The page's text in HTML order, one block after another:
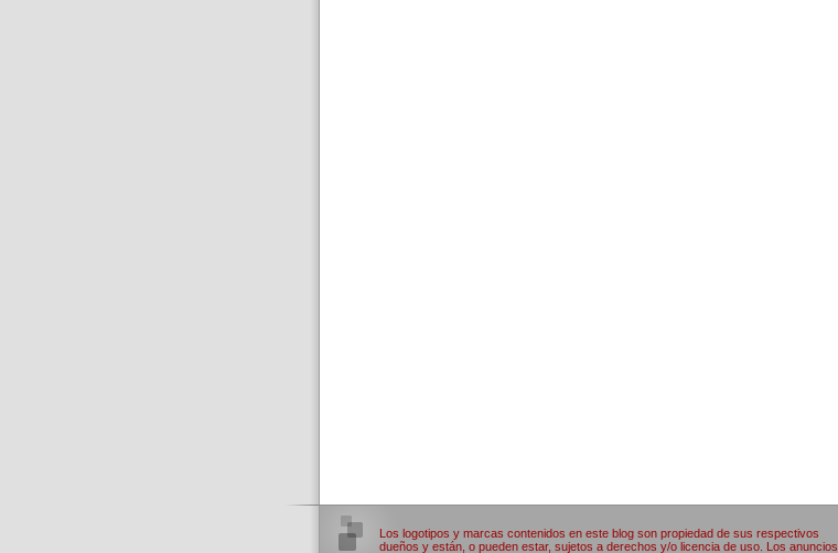
Los logotipos y marcas contenidos en este blog son propiedad de sus respectivos
dueños y están, o pueden estar, sujetos a derechos y/o licencia de uso. Los anuncios,